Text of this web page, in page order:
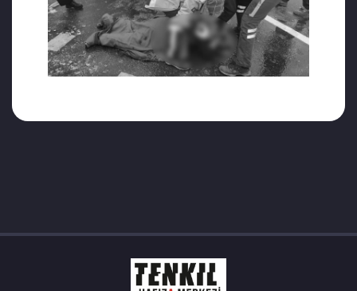
www.kutahyaajansi.com‘un haberine göre
kaza 17 Aralık 2021’de cezaevinin önündeki
yaya geçidinde meydana geldi. Gazoz yüklü
kamyonetin çarptığı kazada Fatma Ersöz,